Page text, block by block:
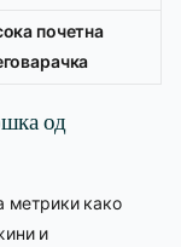
почетна
од
метрики како
и